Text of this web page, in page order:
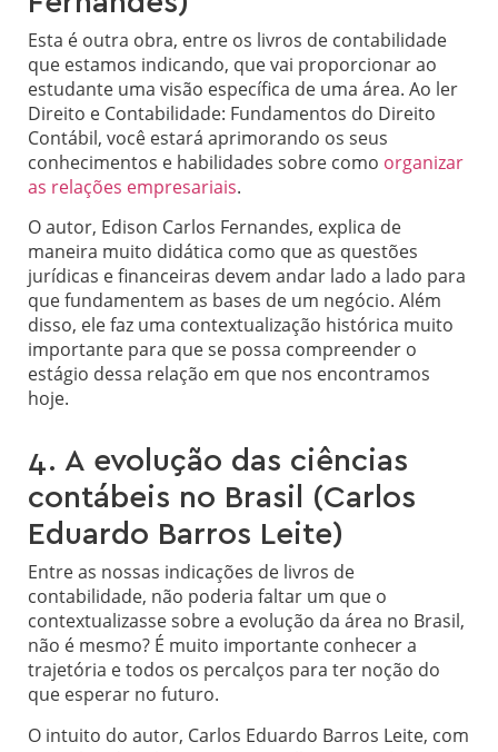
Esta é outra obra, entre os livros de contabilidade
que estamos indicando, que vai proporcionar ao
estudante uma visão específica de uma área. Ao ler
Direito e Contabilidade: Fundamentos do Direito
Contábil, você estará aprimorando os seus
conhecimentos e habilidades sobre como organizar
as relações empresariais.
O autor, Edison Carlos Fernandes, explica de
maneira muito didática como que as questões
jurídicas e financeiras devem andar lado a lado para
que fundamentem as bases de um negócio. Além
disso, ele faz uma contextualização histórica muito
importante para que se possa compreender o
estágio dessa relação em que nos encontramos
hoje.
4. A evolução das ciências
contábeis no Brasil (Carlos
Eduardo Barros Leite)
Entre as nossas indicações de livros de
contabilidade, não poderia faltar um que o
contextualizasse sobre a evolução da área no Brasil,
não é mesmo? É muito importante conhecer a
trajetória e todos os percalços para ter noção do
que esperar no futuro.
O intuito do autor, Carlos Eduardo Barros Leite, com